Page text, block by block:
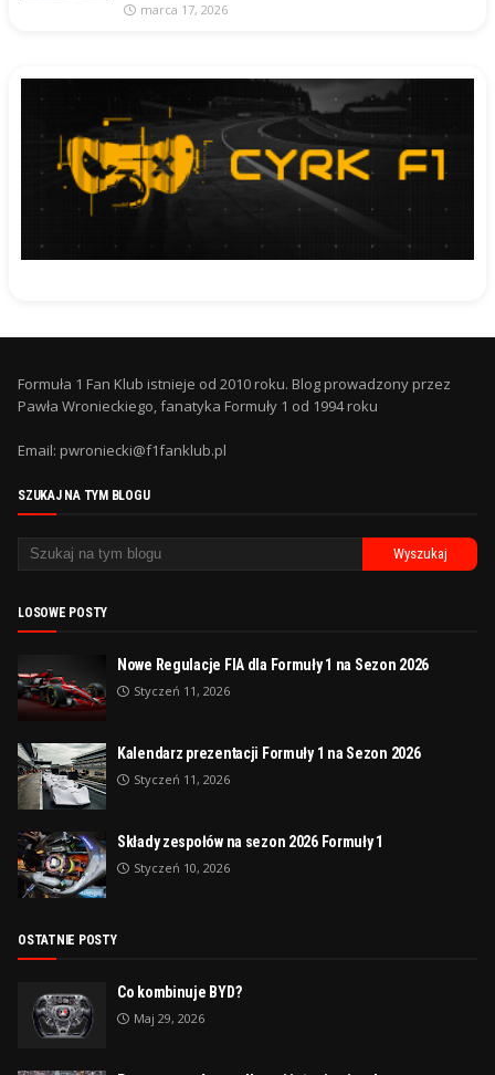
marca 17, 2026
Formuła 1 Fan Klub istnieje od 2010 roku. Blog prowadzony przez
Pawła Wronieckiego, fanatyka Formuły 1 od 1994 roku
Email: pwroniecki@f1fanklub.pl
SZUKAJ NA TYM BLOGU
LOSOWE POSTY
Nowe Regulacje FIA dla Formuły 1 na Sezon 2026
Styczeń 11, 2026
Kalendarz prezentacji Formuły 1 na Sezon 2026
Styczeń 11, 2026
Składy zespołów na sezon 2026 Formuły 1
Styczeń 10, 2026
OSTATNIE POSTY
Co kombinuje BYD?
Maj 29, 2026